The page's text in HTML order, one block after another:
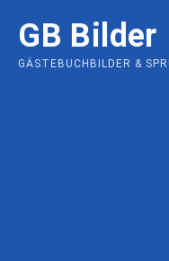
content
GB Bilder
GÄSTEBUCHBILDER &